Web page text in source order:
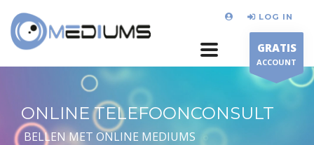
LOG IN
GRATIS
ACCOUNT
ONLINE TELEFOONCONSULT
BELLEN MET ONLINE MEDIUMS